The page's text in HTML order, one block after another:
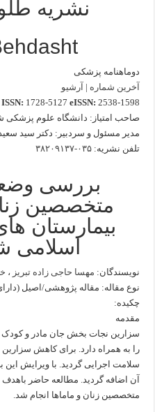
نشریه
طلوع
صدوقی
یزد
نشریه
دوماهنامه پزشکی
آخرین شماره | آرشیو
ISSN: 1728-5127 eISSN: 2538-1598
صاحب امتیاز: دانشگاه علوم پزشکی
مدیر مسئول و سردبیر: دکتر سید
تلفن نشریه:۰۳۵-۳۸۲۰۹۱۳۷
بررسی
متخصصین
بیمارستان
اسلامی
نویسندگان: مهسا حاجی زاده تبریز ،
نوع مقاله: مقاله پژوهشی/اصیل
چکیده:
مقدمه
سزارین نجات بخش جان مادر و
را به همراه دارد. برای کاهش
آن اضافه گردید. مطالعه حاضر
متخصصین زنان و ماماها انجام شد.